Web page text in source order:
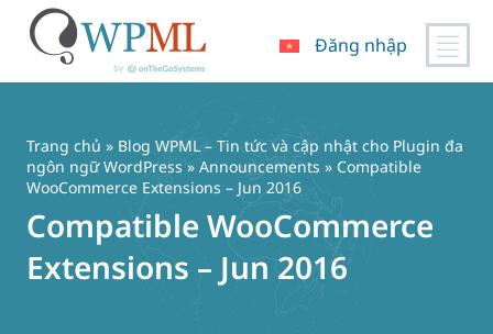
dung
Đăng nhập
Trang chủ » Blog WPML – Tin tức và cập nhật cho Plugin đa
ngôn ngữ WordPress » Announcements » Compatible
WooCommerce Extensions – Jun 2016
Compatible WooCommerce
Extensions – Jun 2016